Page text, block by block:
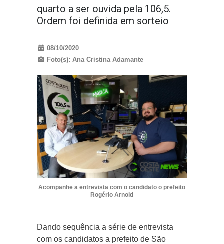
quarto a ser ouvida pela 106,5.
Ordem foi definida em sorteio
08/10/2020
Foto(s): Ana Cristina Adamante
Acompanhe a entrevista com o candidato o prefeito
Rogério Arnold
Dando sequência a série de entrevista
com os candidatos a prefeito de São